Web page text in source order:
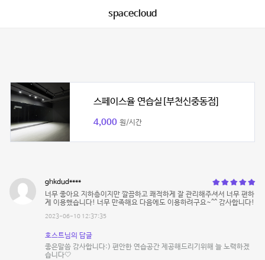
spacecloud
스페이스율 연습실[부천신중동점]
4,000 원/시간
ghkdud****
너무 좋아요 지하층이지만 깔끔하고 쾌적하게 잘 관리해주셔서 너무 편하
게 이용했습니다! 너무 만족해요 다음에도 이용하려구요~^^ 감사합니다!
2023-06-10 12:37:35
호스트님의 답글
좋은말씀 감사합니다:) 편안한 연습공간 제공해드리기위해 늘 노력하겠
습니다🤍